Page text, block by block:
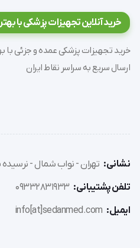
دستگاه فیزیوتراپی مدل HMB-1000 هابدیک برای چه کسانی مناسب است؟
دستگاه فیزیوتراپی مدل HMB-1000 هابدیک برای افراد در هر سنی که از دردهای عضلانی، مفصلی یا عصبی رنج می‌برند، مناسب است.
استفاده از هابدیک Wave Pulse Plus بسیار آسان است.
خرید آنلاین تجهیزات پزشکی با
ارسال سریع به سراسر نقاط ایران
نشانی: تهران - نواب شمال -
تلفن پشتیبانی: 09332831933
ایمیل: info[at]sedanmed.com